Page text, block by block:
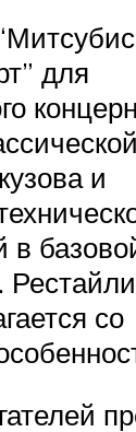
для
и
в
со